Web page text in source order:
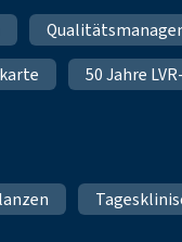
50 Jahre